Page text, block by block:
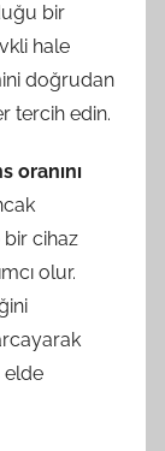
bir
hale
doğrudan
tercih edin.
oranını
bir cihaz
olur.
elde